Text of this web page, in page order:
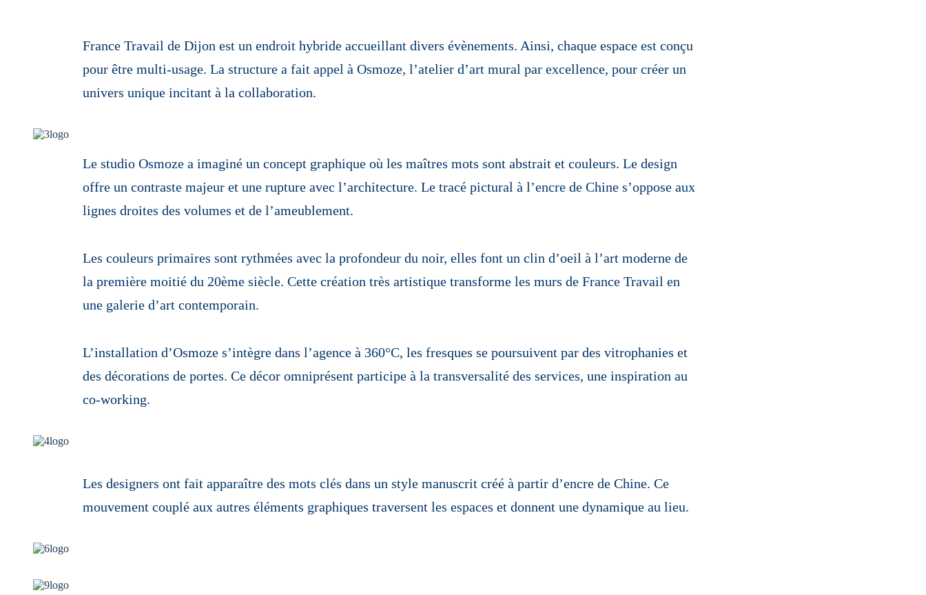
France Travail de Dijon est un endroit hybride accueillant divers évènements. Ainsi, chaque espace est conçu
pour être multi-usage. La structure a fait appel à Osmoze, l’atelier d’art mural par excellence, pour créer un
univers unique incitant à la collaboration.
Le studio Osmoze a imaginé un concept graphique où les maîtres mots sont abstrait et couleurs. Le design
offre un contraste majeur et une rupture avec l’architecture. Le tracé pictural à l’encre de Chine s’oppose aux
lignes droites des volumes et de l’ameublement.
Les couleurs primaires sont rythmées avec la profondeur du noir, elles font un clin d’oeil à l’art moderne de
la première moitié du 20ème siècle. Cette création très artistique transforme les murs de France Travail en
une galerie d’art contemporain.
L’installation d’Osmoze s’intègre dans l’agence à 360°C, les fresques se poursuivent par des vitrophanies et
des décorations de portes. Ce décor omniprésent participe à la transversalité des services, une inspiration au
co-working.
Les designers ont fait apparaître des mots clés dans un style manuscrit créé à partir d’encre de Chine. Ce
mouvement couplé aux autres éléments graphiques traversent les espaces et donnent une dynamique au lieu.